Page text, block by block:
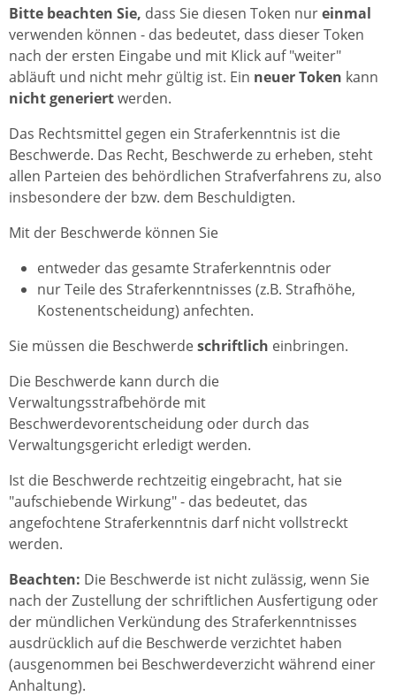
Bitte beachten Sie, dass Sie diesen Token nureinmal
verwenden können - das bedeutet, dass dieser Token
nach der ersten Eingabe und mit Klick auf "weiter"
abläuft und nicht mehr gültig ist. Ein neuer Token kann
nicht generiertwerden.
Das Rechtsmittel gegen ein Straferkenntnis ist die
Beschwerde. Das Recht, Beschwerde zu erheben, steht
allen Parteien des behördlichen Strafverfahrens zu, also
insbesondere der bzw. dem Beschuldigten.
Mit der Beschwerde können Sie
entweder das gesamte Straferkenntnis oder
nur Teile des Straferkenntnisses (z.B. Strafhöhe,
Kostenentscheidung) anfechten.
Sie müssen die Beschwerdeschriftlich einbringen.
Die Beschwerde kann durch die
Verwaltungsstrafbehörde mit
Beschwerdevorentscheidung oder durch das
Verwaltungsgericht erledigt werden.
Ist die Beschwerde rechtzeitig eingebracht, hat sie
"aufschiebende Wirkung" - das bedeutet, das
angefochtene Straferkenntnis darf nicht vollstreckt
werden.
Beachten: Die Beschwerde ist nicht zulässig, wenn Sie
nach der Zustellung der schriftlichen Ausfertigung oder
der mündlichen Verkündung des Straferkenntnisses
ausdrücklich auf die Beschwerde verzichtet haben
(ausgenommen bei Beschwerdeverzicht während einer
Anhaltung).